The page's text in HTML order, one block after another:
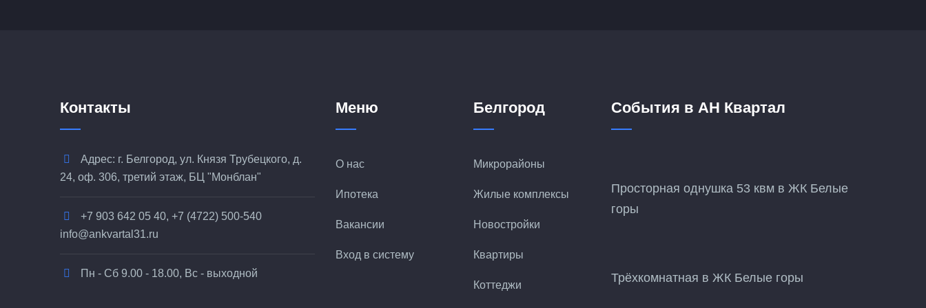
Контакты
Адрес: г. Белгород, ул. Князя Трубецкого, д.
24, оф. 306, третий этаж, БЦ "Монблан"
+7 903 642 05 40, +7 (4722) 500-540
info@ankvartal31.ru
Пн - Сб 9.00 - 18.00, Вс - выходной
Меню
О нас
Ипотека
Вакансии
Вход в систему
Белгород
Микрорайоны
Жилые комплексы
Новостройки
Квартиры
Коттеджи
События в АН Квартал
Просторная однушка 53 квм в ЖК Белые
горы
Трёхкомнатная в ЖК Белые горы